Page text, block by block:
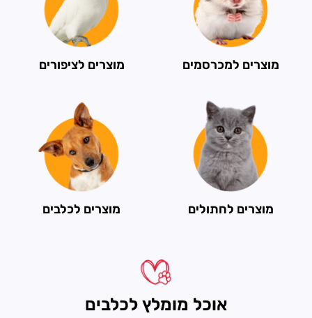
מוצרים לכלבים מוצרים לחתולים
מוצרים לציפורים מוצרים למכרסמים
אוכל מומלץ לכלבים